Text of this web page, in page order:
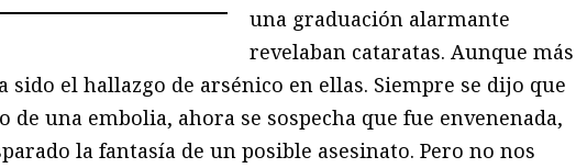
una graduación alarmante
revelaban cataratas. Aunque más
sido el hallazgo de arsénico en ellas. Siempre se dijo que
de una embolia, ahora se sospecha que fue envenenada,
la fantasía de un posible asesinato. Pero no nos